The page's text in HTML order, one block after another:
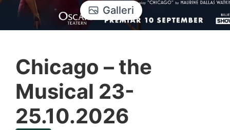
Galleri
Chicago – the
Musical 23-
25.10.2026